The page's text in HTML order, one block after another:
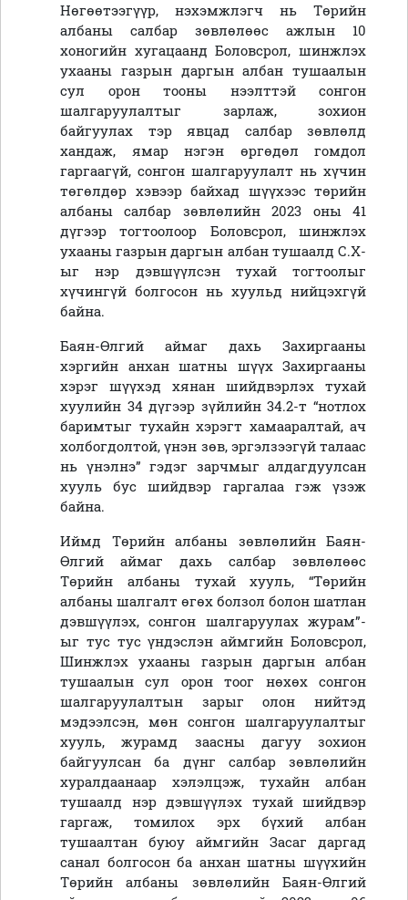
Нөгөөтээгүүр, нэхэмжлэгч нь Төрийн
албаны салбар зөвлөлөөс ажлын 10
хоногийн хугацаанд Боловсрол, шинжлэх
ухааны газрын даргын албан тушаалын
сул орон тооны нээлттэй сонгон
шалгаруулалтыг зарлаж, зохион
байгуулах тэр явцад салбар зөвлөлд
хандаж, ямар нэгэн өргөдөл гомдол
гаргаагүй, сонгон шалгаруулалт нь хүчин
төгөлдөр хэвээр байхад шүүхээс төрийн
албаны салбар зөвлөлийн 2023 оны 41
дүгээр тогтоолоор Боловсрол, шинжлэх
ухааны газрын даргын албан тушаалд С.Х-
ыг нэр дэвшүүлсэн тухай тогтоолыг
хүчингүй болгосон нь хуульд нийцэхгүй
байна.
Баян-Өлгий аймаг дахь Захиргааны
хэргийн анхан шатны шүүх Захиргааны
хэрэг шүүхэд хянан шийдвэрлэх тухай
хуулийн 34 дүгээр зүйлийн 34.2-т “нотлох
баримтыг тухайн хэрэгт хамааралтай, ач
холбогдолтой, үнэн зөв, эргэлзээгүй талаас
нь үнэлнэ” гэдэг зарчмыг алдагдуулсан
хууль бус шийдвэр гаргалаа гэж үзэж
байна.
Иймд Төрийн албаны зөвлөлийн Баян-
Өлгий аймаг дахь салбар зөвлөлөөс
Төрийн албаны тухай хууль, “Төрийн
албаны шалгалт өгөх болзол болон шатлан
дэвшүүлэх, сонгон шалгаруулах журам”-
ыг тус тус үндэслэн аймгийн Боловсрол,
Шинжлэх ухааны газрын даргын албан
тушаалын сул орон тоог нөхөх сонгон
шалгаруулалтын зарыг олон нийтэд
мэдээлсэн, мөн сонгон шалгаруулалтыг
хууль, журамд заасны дагуу зохион
байгуулсан ба дүнг салбар зөвлөлийн
хуралдаанаар хэлэлцэж, тухайн албан
тушаалд нэр дэвшүүлэх тухай шийдвэр
гаргаж, томилох эрх бүхий албан
тушаалтан буюу аймгийн Засаг даргад
санал болгосон ба анхан шатны шүүхийн
Төрийн албаны зөвлөлийн Баян-Өлгий